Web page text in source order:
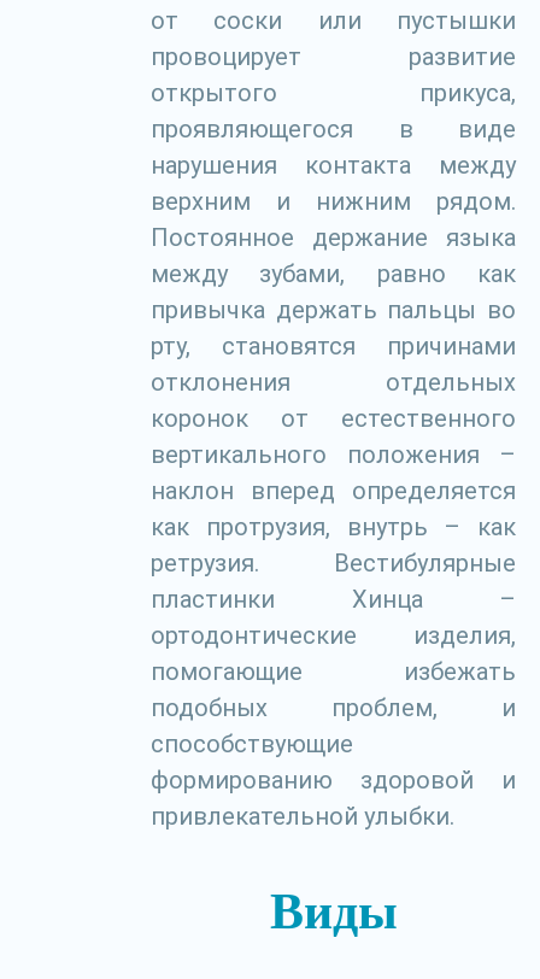
от соски или пустышки
провоцирует развитие
открытого прикуса,
проявляющегося в виде
нарушения контакта между
верхним и нижним рядом.
Постоянное держание языка
между зубами, равно как
привычка держать пальцы во
рту, становятся причинами
отклонения отдельных
коронок от естественного
вертикального положения –
наклон вперед определяется
как протрузия, внутрь – как
ретрузия. Вестибулярные
пластинки Хинца –
ортодонтические изделия,
помогающие избежать
подобных проблем, и
способствующие
формированию здоровой и
привлекательной улыбки.
Виды